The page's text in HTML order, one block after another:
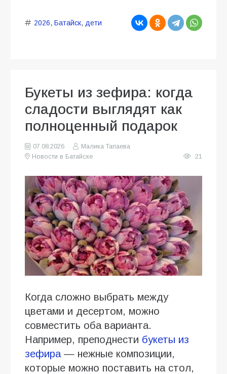
2026, Батайск, дети
Букеты из зефира: когда
сладости выглядят как
полноценный подарок
07.08.2026
Малика Тапаева
Новости в Батайске
21
Когда сложно выбрать между
цветами и десертом, можно
совместить оба варианта.
Например, преподнести букеты из
зефира— нежные композиции,
которые можно поставить на стол,